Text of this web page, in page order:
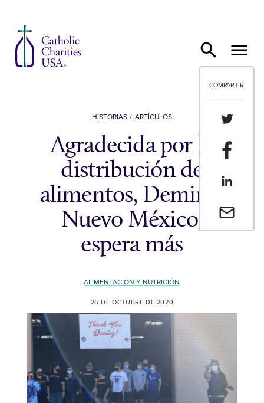
COMPARTIR
Envia un
HISTORIAS ARTÍCULOS
Agradecida por la
distribución de
alimentos, Deming,
Nuevo México,
espera más
ALIMENTACIÓN Y NUTRICIÓN
26 DE OCTUBRE DE 2020